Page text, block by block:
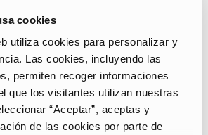
cookies
utiliza cookies para personalizar y
Las cookies, incluyendo las
permiten recoger informaciones
que los visitantes utilizan nuestras
“Aceptar”, aceptas y
de las cookies por parte de
más valorada de
te permite crear mazos
con preguntas y
creadas por ti mismo en